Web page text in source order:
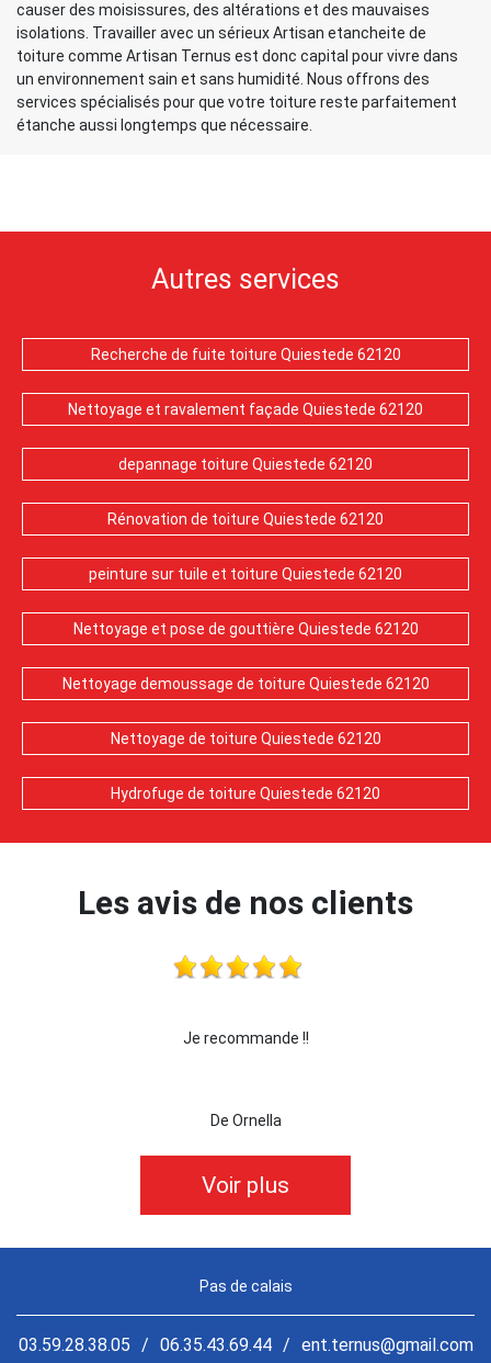
causer des moisissures, des altérations et des mauvaises
isolations. Travailler avec un sérieux Artisan etancheite de
toiture comme Artisan Ternus est donc capital pour vivre dans
un environnement sain et sans humidité. Nous offrons des
services spécialisés pour que votre toiture reste parfaitement
étanche aussi longtemps que nécessaire.
Autres services
Recherche de fuite toiture Quiestede 62120
Nettoyage et ravalement façade Quiestede 62120
depannage toiture Quiestede 62120
Rénovation de toiture Quiestede 62120
peinture sur tuile et toiture Quiestede 62120
Nettoyage et pose de gouttière Quiestede 62120
Nettoyage demoussage de toiture Quiestede 62120
Nettoyage de toiture Quiestede 62120
Hydrofuge de toiture Quiestede 62120
Les avis de nos clients
je recommande cette entreprise les yeux fermés
De killian62
Voir plus
Pas de calais
03.59.28.38.05 / 06.35.43.69.44 / ent.ternus@gmail.com